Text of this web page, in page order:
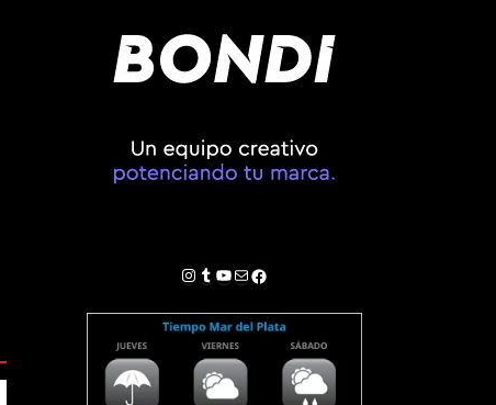
Instagram
Tumblr
YouTube
Correo electrónico
Facebook